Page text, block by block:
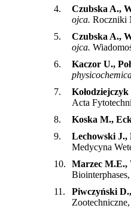
4.
Czubska A.,
ojca. Roczniki
5.
Czubska A.,
ojca.
6.
Kaczor U.,
7.
Acta
8.
Koska M.,
9.
Lechowski
Medycyna
10.
Marzec M.E.,
11.
Piwczyński